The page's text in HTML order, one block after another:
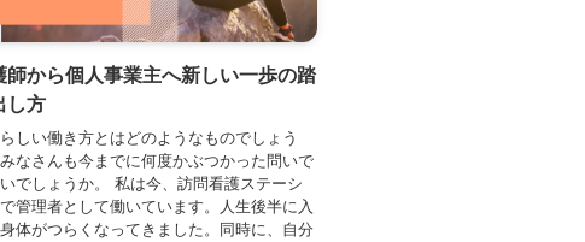
師から個人事業主へ新しい一歩の踏
し方
しい働き方とはどのようなものでしょう
なさんも今までに何度かぶつかった問いで
でしょうか。 私は今、訪問看護ステーシ
管理者として働いています。人生後半に入
体がつらくなってきました。同時に、自分